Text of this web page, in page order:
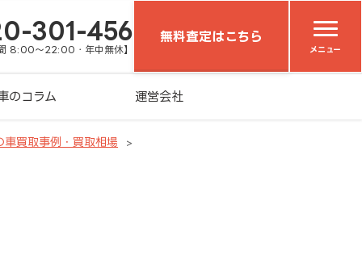
301-456
8:00～22:00・年中無休】
無料査定はこちら
メニュー
のコラム 運営会社
車買取事例・買取相場